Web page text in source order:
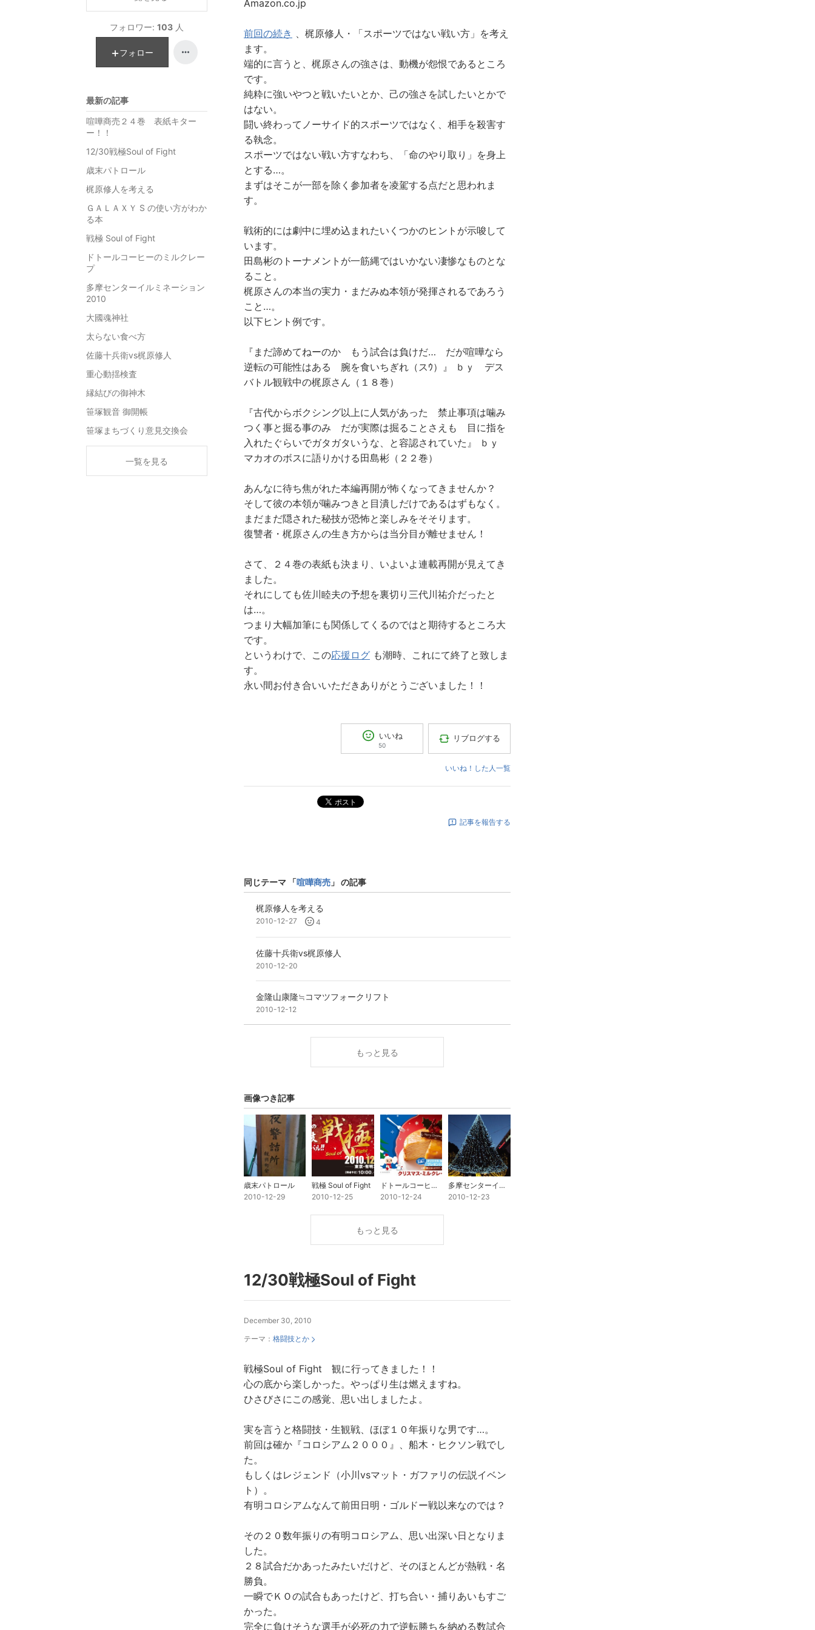
Amazon.co.jp
前回の続き 、梶原修人・「スポーツではない戦い方」を考え
ます。
端的に言うと、梶原さんの強さは、動機が怨恨であるところ
です。
純粋に強いやつと戦いたいとか、己の強さを試したいとかで
はない。
闘い終わってノーサイド的スポーツではなく、相手を殺害す
る執念。
スポーツではない戦い方すなわち、「命のやり取り」を身上
とする…。
まずはそこが一部を除く参加者を凌駕する点だと思われま
す。
戦術的には劇中に埋め込まれたいくつかのヒントが示唆して
います。
田島彬のトーナメントが一筋縄ではいかない凄惨なものとな
ること。
梶原さんの本当の実力・まだみぬ本領が発揮されるであろう
こと…。
以下ヒント例です。
『まだ諦めてねーのか もう試合は負けだ… だが喧嘩なら
逆転の可能性はある 腕を食いちぎれ（スｳ）』 ｂｙ デス
バトル観戦中の梶原さん（１８巻）
『古代からボクシング以上に人気があった 禁止事項は噛み
つく事と掘る事のみ だが実際は掘ることさえも 目に指を
入れたぐらいでガタガタいうな、と容認されていた』 ｂｙ
マカオのボスに語りかける田島彬（２２巻）
あんなに待ち焦がれた本編再開が怖くなってきませんか？
そして彼の本領が噛みつきと目潰しだけであるはずもなく。
まだまだ隠された秘技が恐怖と楽しみをそそります。
復讐者・梶原さんの生き方からは当分目が離せません！
さて、２４巻の表紙も決まり、いよいよ連載再開が見えてき
ました。
それにしても佐川睦夫の予想を裏切り三代川祐介だったと
は…。
つまり大幅加筆にも関係してくるのではと期待するところ大
です。
というわけで、この応援ログ も潮時、これにて終了と致しま
す。
永い間お付き合いいただきありがとうございました！！
いいね
50
リブログする
いいね！した人一覧
ポスト
記事を報告する
同じテーマ 「喧嘩商売 」 の記事
梶原修人を考える
2010-12-27 4
佐藤十兵衛vs梶原修人
2010-12-20
金隆山康隆≒コマツフォークリフト
2010-12-12
もっと見る
画像つき記事
歳末パトロール
2010-12-29
戦極 Soul of Fight
2010-12-25
ドトールコーヒーのミルクレープ
2010-12-24
多摩センターイルミネーション2010
2010-12-23
もっと見る
12/30戦極Soul of Fight
December 30, 2010
テーマ： 格闘技とか
戦極Soul of Fight 観に行ってきました！！
心の底から楽しかった。やっぱり生は燃えますね。
ひさびさにこの感覚、思い出しましたよ。
実を言うと格闘技・生観戦、ほぼ１０年振りな男です…。
前回は確か『コロシアム２０００』、船木・ヒクソン戦でし
た。
もしくはレジェンド（小川vsマット・ガファリの伝説イベン
ト）。
有明コロシアムなんて前田日明・ゴルドー戦以来なのでは？
その２０数年振りの有明コロシアム、思い出深い日となりま
した。
２８試合だかあったみたいだけど、そのほとんどが熱戦・名
勝負。
一瞬でＫＯの試合もあったけど、打ち合い・捕りあいもすご
かった。
完全に負けそうな選手が必死の力で逆転勝ちを納める数試合
フォロワー: 103 人
フォロー
最新の記事
喧嘩商売２４巻 表紙キター
ー！！
12/30戦極Soul of Fight
歳末パトロール
梶原修人を考える
ＧＡＬＡＸＹ S の使い方がわか
る本
戦極 Soul of Fight
ドトールコーヒーのミルクレー
プ
多摩センターイルミネーション
2010
大國魂神社
太らない食べ方
佐藤十兵衛vs梶原修人
重心動揺検査
縁結びの御神木
笹塚観音 御開帳
笹塚まちづくり意見交換会
一覧を見る